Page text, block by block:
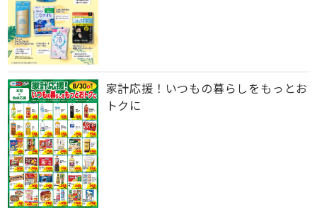
家計応援！いつもの暮らしをもっとお
トクに